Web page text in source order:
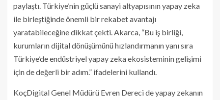
paylaştı. Türkiye’nin güçlü sanayi altyapısının yapay zeka
ile birleştiğinde önemli bir rekabet avantajı
yaratabileceğine dikkat çekti. Akarca, “Bu iş birliği,
kurumların dijital dönüşümünü hızlandırmanın yanı sıra
Türkiye’de endüstriyel yapay zeka ekosisteminin gelişimi
için de değerli bir adım.” ifadelerini kullandı.
KoçDigital Genel Müdürü Evren Dereci de yapay zekanın